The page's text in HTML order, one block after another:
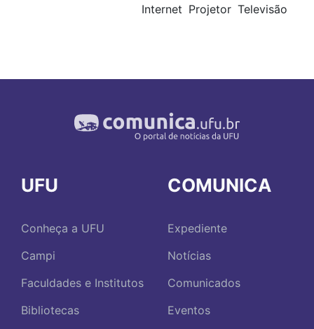
Internet Projetor Televisão
UFU
Conheça a UFU
Campi
Faculdades e Institutos
Bibliotecas
COMUNICA
Expediente
Notícias
Comunicados
Eventos